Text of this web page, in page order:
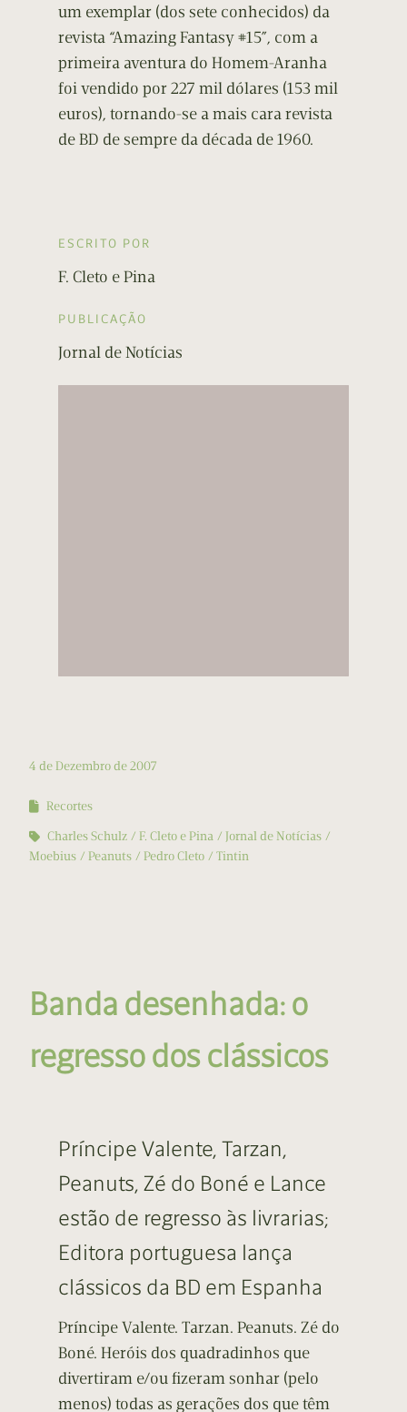
um exemplar (dos sete conhecidos) da
revista “Amazing Fantasy #15”, com a
primeira aventura do Homem-Aranha
foi vendido por 227 mil dólares (153 mil
euros), tornando-se a mais cara revista
de BD de sempre da década de 1960.
ESCRITO POR
F. Cleto e Pina
PUBLICAÇÃO
Jornal de Notícias
4 de Dezembro de 2007
Recortes
Charles Schulz
F. Cleto e Pina
Jornal de Notícias
Moebius
Peanuts Pedro Cleto Tintin
Banda desenhada: o
regresso dos clássicos
Príncipe Valente, Tarzan,
Peanuts, Zé do Boné e Lance
estão de regresso às livrarias;
Editora portuguesa lança
clássicos da BD em Espanha
Príncipe Valente. Tarzan. Peanuts. Zé do
Boné. Heróis dos quadradinhos que
divertiram e/ou fizeram sonhar (pelo
menos) todas as gerações dos que têm